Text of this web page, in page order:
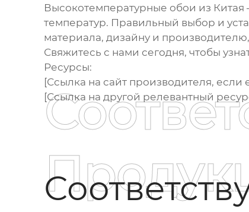
Высокотемпературные обои из Китая
температур. Правильный выбор и
материала, дизайну и
Свяжитесь с нами сегодня, чтобы
Ресурсы:
[Ссылка на сайт производителя, если
[Ссылка на другой релевантный